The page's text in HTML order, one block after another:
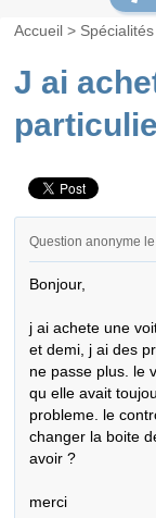
Accueil > Spécialités
J ai
Question anonyme
Bonjour,
j ai achete une
et demi, j ai des
ne passe plus. le
qu elle avait
probleme. le
changer la boite
avoir ?
merci